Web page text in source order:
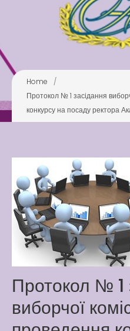
Home
/
Протокол № 1 засідання
конкурсу на посаду ректора
Протокол № 1
виборчої